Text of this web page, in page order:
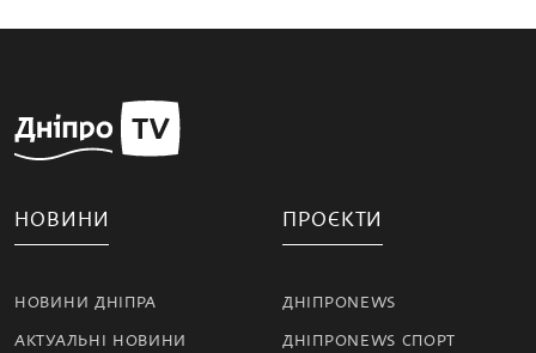
НОВИНИ
НОВИНИ ДНІПРА
АКТУАЛЬНІ НОВИНИ
ПРОЄКТИ
ДНІПРОNEWS
ДНІПРОNEWS СПОРТ